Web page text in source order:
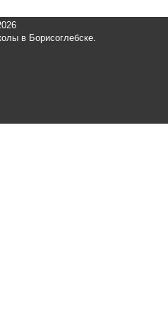
в Борисоглебске.